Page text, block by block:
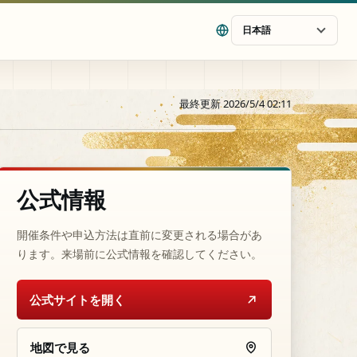
日本語
最終更新 2026/5/4 02:11
公式情報
開催条件や申込方法は直前に変更される場合があ
ります。来場前に公式情報を確認してください。
公式サイトを開く
地図で見る